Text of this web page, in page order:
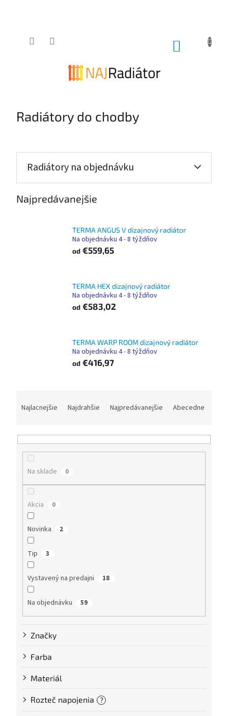
NÁKUPNÝ
Radiátory do chodby
Radiátory na objednávku
Najpredávanejšie
TERMA ANGUS V dizajnový radiátor
Na objednávku 4 - 8 týždňov
od €559,65
TERMA HEX dizajnový radiátor
Na objednávku 4 - 8 týždňov
od €583,02
TERMA WARP ROOM dizajnový radiátor
Na objednávku 4 - 8 týždňov
od €416,97
a
n
Najlacnejšie Najdrahšie Najpredávanejšie Abecedne
Na sklade 0
Akcia 0
Novinka 2
Tip 3
Vystavený na predajni 18
Na objednávku 59
Značky
Farba
Materiál
Rozteč napojenia ?